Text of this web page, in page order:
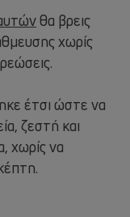
θα βρεις
χωρίς
έτσι ώστε να
ζεστή και
χωρίς να